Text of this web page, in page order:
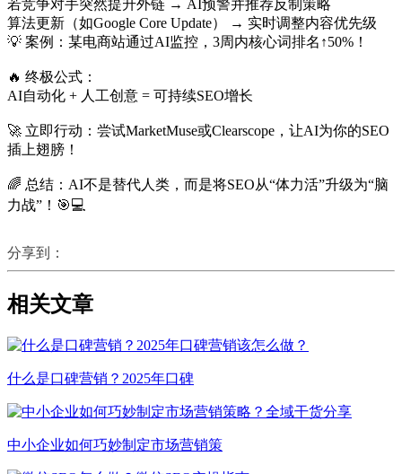
若竞争对手突然提升外链 → AI预警并推荐反制策略
算法更新（如Google Core Update） → 实时调整内容优先级
💡 案例：某电商站通过AI监控，3周内核心词排名↑50%！
🔥 终极公式：
AI自动化 + 人工创意 = 可持续SEO增长
🚀 立即行动：尝试MarketMuse或Clearscope，让AI为你的SEO
插上翅膀！
🌈 总结：AI不是替代人类，而是将SEO从“体力活”升级为“脑
力战”！🎯💻
分享到：
相关文章
什么是口碑营销？2025年口碑
中小企业如何巧妙制定市场营销策